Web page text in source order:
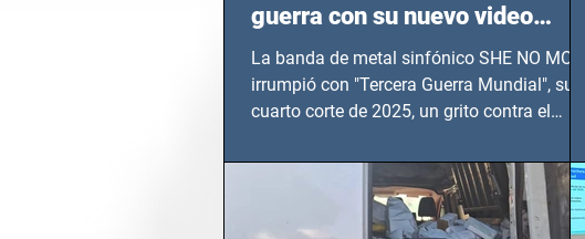
guerra con su nuevo video
TERCERA GUERRA MUNDIAL
La banda de metal sinfónico SHE NO MORE
irrumpió con "Tercera Guerra Mundial", su
cuarto corte de 2025, un grito contra el
en epicentros bélicos.